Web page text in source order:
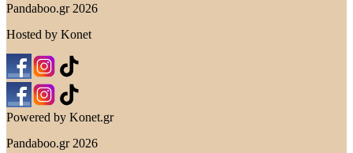
Pandaboo.gr 2026
Hosted by Konet
Powered by Konet.gr
Pandaboo.gr 2026